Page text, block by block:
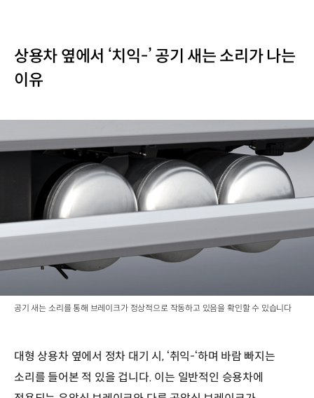
상용차 옆에서 ‘치익-’ 공기 새는 소리가 나는
이유
공기 새는 소리를 통해 브레이크가 정상적으로 작동하고 있음을 확인할 수 있습니다
대형 상용차 옆에서 정차 대기 시, ‘취익-‘하며 바람 빠지는
소리를 들어본 적 있을 겁니다. 이는 일반적인 승용차에